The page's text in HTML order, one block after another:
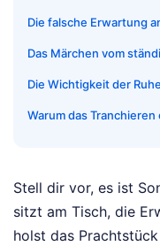
Die falsche Erwartung
Das Märchen vom
Die Wichtigkeit der
Warum das
Stell dir vor, es ist
sitzt am Tisch, die
holst das